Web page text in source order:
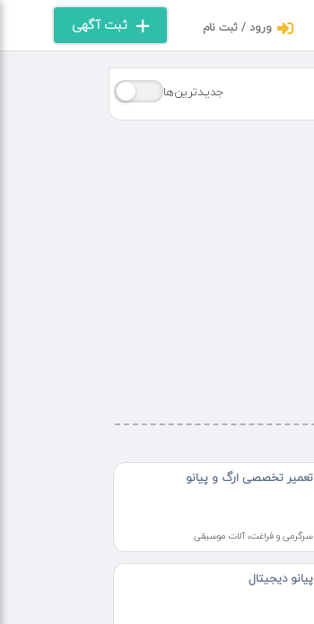
ثبت آگهی ورود / ثبت نام
جدیـدترین‌ها
تعمیر تخصصی ارگ و پیانو
سرگرمی و فراغت، آلات موسیقی
پیانو دیجیتال